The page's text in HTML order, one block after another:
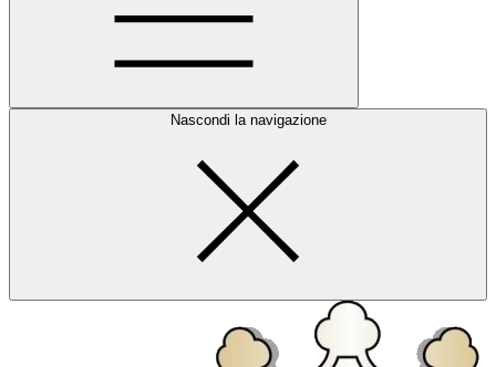
Nascondi la navigazione